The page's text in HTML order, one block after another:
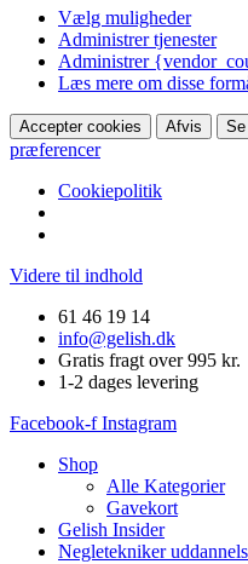
Vælg muligheder
Administrer tjenester
Administrer
Læs mere om disse
Accepter cookies Afvis
præferencer
Cookiepolitik
Videre til indhold
61 46 19 14
info@gelish.dk
Gratis fragt over 995 kr.
1-2 dages levering
Facebook-f Instagram
Shop
Alle Kategorier
Gavekort
Gelish Insider
Negletekniker